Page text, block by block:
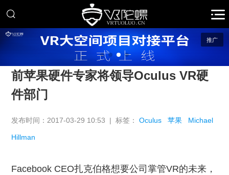
推广
前苹果硬件专家将领导Oculus VR硬
件部门
发布时间：2017-03-29 10:53 | 标签：Oculus 苹果 Michael
Hillman
Facebook CEO扎克伯格想要公司掌管VR的未来，